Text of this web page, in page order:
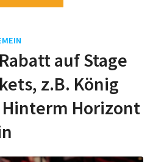
auf Stage
z.B. König
Horizont